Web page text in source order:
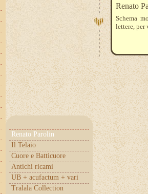
Renato Parolin
Il Telaio
Cuore e Batticuore
Antichi ricami
UB + acufactum + vari
Tralala Collection
Renato
Schema
lettere, per